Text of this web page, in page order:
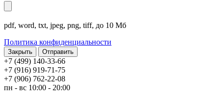
pdf, word, txt, jpeg, png, tiff, до 10 Мб
Политика конфиденциальности
Закрыть
+7 (499) 140-33-66
+7 (916) 919-71-75
+7 (906) 762-22-08
пн - вс 10:00 - 20:00